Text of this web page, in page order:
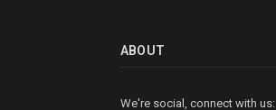
ABOUT
We're social, connect with us: